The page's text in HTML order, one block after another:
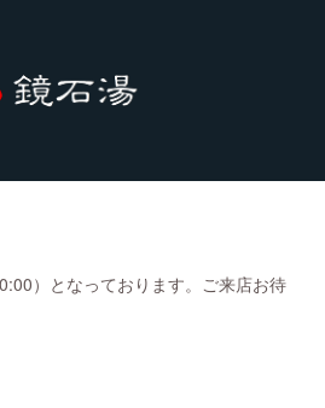
）となっております。ご来店お待